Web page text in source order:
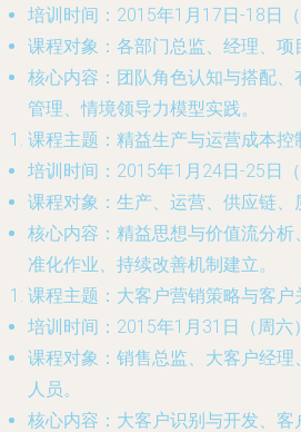
培训时间 ：2015年1月17日-18日
课程对象 ：各部门总监、经理、项
核心内容 ：团队角色认知与搭配
管理、情境领导力模型实践。
课程主题：精益生产与运营成本控
培训时间 ：2015年1月24日-25日
课程对象 ：生产、运营、供应链
核心内容 ：精益思想与价值流分
准化作业、持续改善机制建立。
课程主题：大客户营销策略与客户
培训时间 ：2015年1月31日（周六）
课程对象 ：销售总监、大客户经
人员。
核心内容 ：大客户识别与开发、